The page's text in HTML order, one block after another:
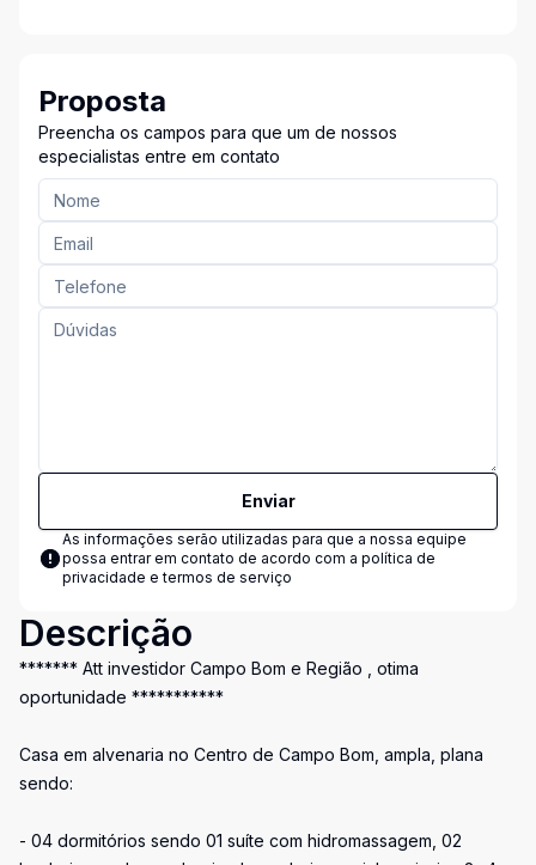
Proposta
Preencha os campos para que um de nossos
especialistas entre em contato
Enviar
As informações serão utilizadas para que a nossa equipe
possa entrar em contato de acordo com a política de
privacidade e termos de serviço
Descrição
******* Att investidor Campo Bom e Região , otima
oportunidade ***********
Casa em alvenaria no Centro de Campo Bom, ampla, plana
sendo:
- 04 dormitórios sendo 01 suíte com hidromassagem, 02